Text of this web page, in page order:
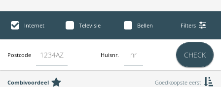
Internet Televisie Bellen Filters
Postcode Huisnr. CHECK
Combivoordeel Goedkoopste eerst